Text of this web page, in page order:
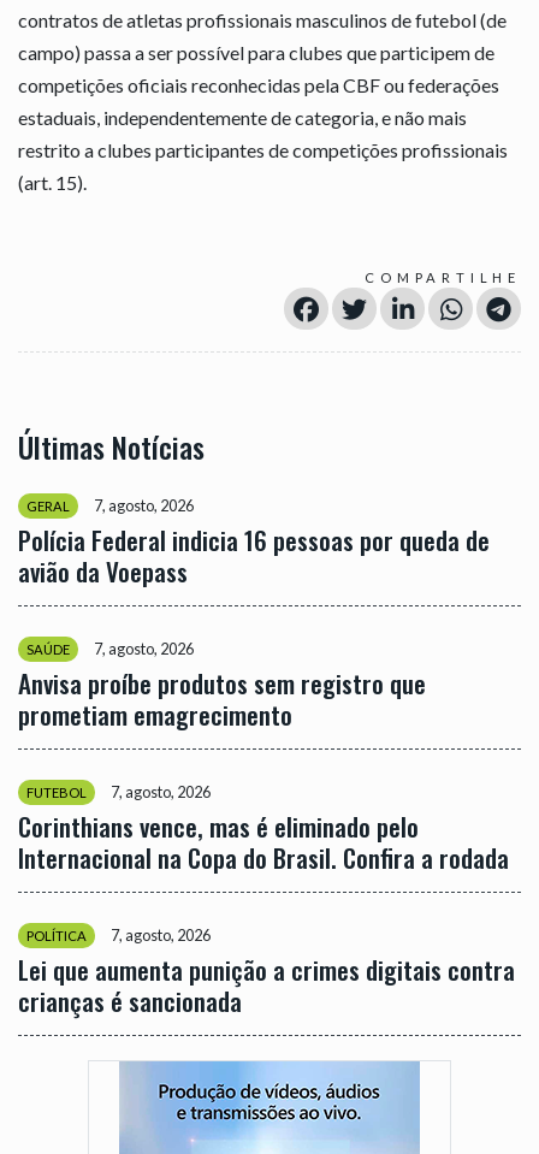
contratos de atletas profissionais masculinos de futebol (de
campo) passa a ser possível para clubes que participem de
competições oficiais reconhecidas pela CBF ou federações
estaduais, independentemente de categoria, e não mais
restrito a clubes participantes de competições profissionais
(art. 15).
COMPARTILHE
Últimas Notícias
GERAL 7, agosto, 2026
Polícia Federal indicia 16 pessoas por queda de
avião da Voepass
SAÚDE 7, agosto, 2026
Anvisa proíbe produtos sem registro que
prometiam emagrecimento
FUTEBOL 7, agosto, 2026
Corinthians vence, mas é eliminado pelo
Internacional na Copa do Brasil. Confira a rodada
POLÍTICA 7, agosto, 2026
Lei que aumenta punição a crimes digitais contra
crianças é sancionada